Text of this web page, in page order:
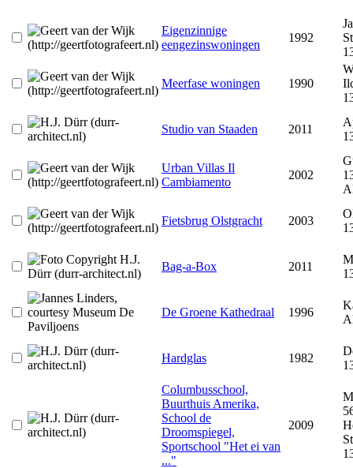
Eigenzinnige
eengezinswoningen
1992
Meerfase woningen 1990
Studio van Staaden 2011
Urban Villas Il
Cambiamento
2002
Fietsbrug Olstgracht 2003
Bag-a-Box 2011
De Groene Kathedraal 1996
Hardglas 1982
Columbusschool,
Buurthuis Amerika,
School de
Droomspiegel,
Sportschool "Het ei van
..."
2009